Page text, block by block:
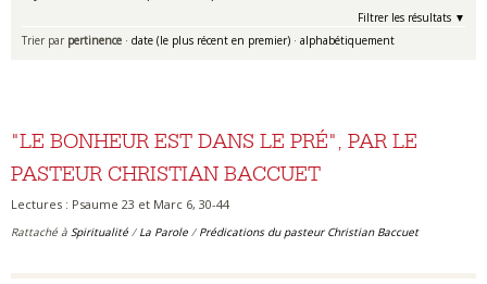
Filtrer les résultats
Trier par pertinence · date (le plus récent en premier) · alphabétiquement
"LE BONHEUR EST DANS LE PRÉ", PAR LE
PASTEUR CHRISTIAN BACCUET
Lectures : Psaume 23 et Marc 6, 30-44
Rattaché à Spiritualité / La Parole / Prédications du pasteur Christian Baccuet